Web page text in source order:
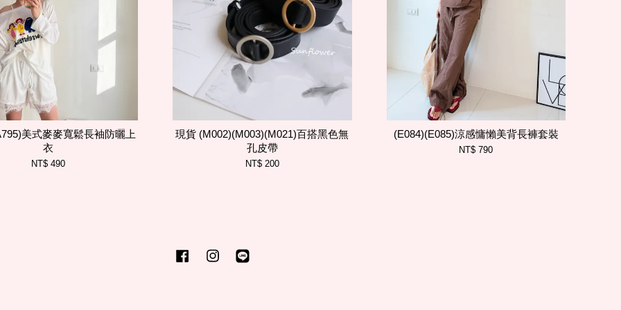
美式麥麥寬鬆長袖防曬上
衣
NT$ 490
現貨 (M002)(M003)(M021)百搭黑色無
孔皮帶
NT$ 200
(E084)(E085)涼感慵懶美背長褲套裝
NT$ 790
Facebook Instagram